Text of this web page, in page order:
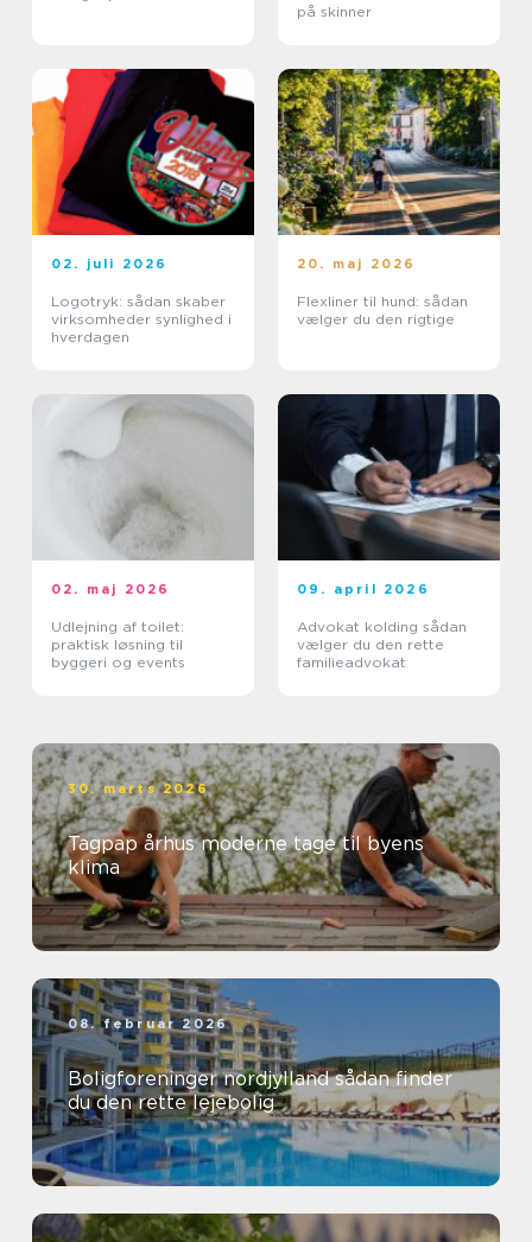
på skinner
02. juli 2026
Logotryk: sådan skaber
virksomheder synlighed i
hverdagen
20. maj 2026
Flexliner til hund: sådan
vælger du den rigtige
02. maj 2026
Udlejning af toilet:
praktisk løsning til
byggeri og events
09. april 2026
Advokat kolding sådan
vælger du den rette
familieadvokat
30. marts 2026
Tagpap århus moderne tage til byens
klima
08. februar 2026
Boligforeninger nordjylland sådan finder
du den rette lejebolig